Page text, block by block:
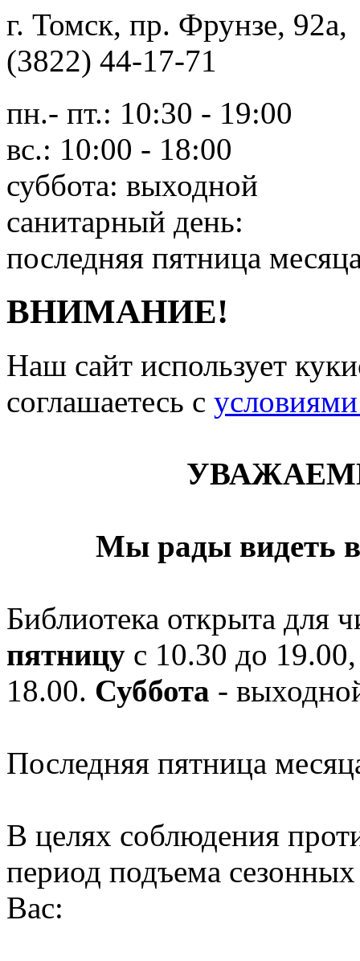
г. Томск, пр. Фрунзе,
(3822) 44-17-71
пн.- пт.: 10:30 - 19:00
вс.: 10:00 - 18:00
суббота: выходной
санитарный день:
последняя пятница
ВНИМАНИЕ!
Наш сайт использует
соглашаетесь c
Мы рады видеть
Библиотека открыта для
пятницу с 10.30 до
18.00. Суббота -
Последняя пятница
В целях соблюдения
период подъема
Вас: